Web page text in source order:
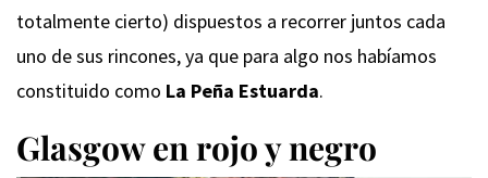
totalmente cierto) dispuestos a recorrer juntos cada
uno de sus rincones, ya que para algo nos habíamos
constituido como La Peña Estuarda.
Glasgow en rojo y negro